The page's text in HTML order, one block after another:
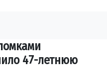
47-летнюю